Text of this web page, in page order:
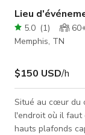
Lieu
5.0 (1)
Memphis, TN
$150 USD/h
Situé au cœur du
l'endroit où il faut
hauts plafonds